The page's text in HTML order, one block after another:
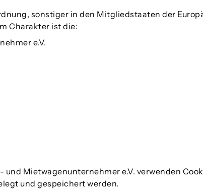
sonstiger in den Mitgliedstaaten der
Charakter ist die:
e.V.
Mietwagenunternehmer e.V. verwenden
und gespeichert werden.